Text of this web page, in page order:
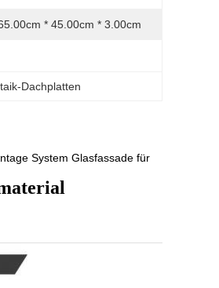
* 45.00cm * 3.00cm
Dachplatten
System Glasfassade für